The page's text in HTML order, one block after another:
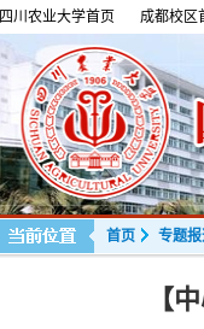
四川农业大学首页 成都校区
首页 专题
【